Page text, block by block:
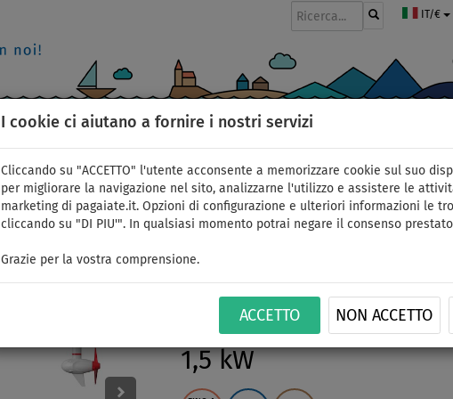
I cookie ci aiutano a fornire i nostri servizi
Cliccando su "ACCETTO" l'utente acconsente a memorizzare cookie sul suo
per migliorare la navigazione nel sito, analizzarne l'utilizzo e assistere le
marketing di pagaiate.it. Opzioni di configurazione e ulteriori informazioni le
cliccando su "DI PIU'". In qualsiasi momento potrai negare il consenso
Grazie per la vostra comprensione.
ACCETTO NON ACCETTO
IT/€
Gommone
black - gommone
alluminio - set: con
1,5 kW